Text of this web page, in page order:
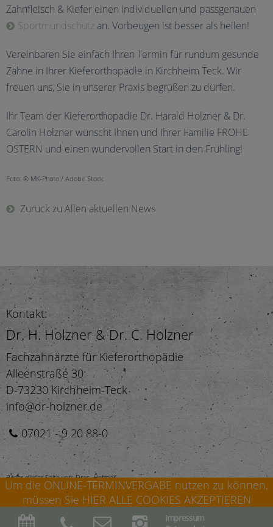
Impressum
Um die ONLINE-TERMINVERGABE nutzen zu können,
müssen Sie HIER ALLE COOKIES AKZEPTIEREN
Zahnfleisch & Kiefer einen individuellen und passgenauen
Sportmundschutz an. Vorbeugen ist besser als heilen!
Vereinbaren Sie einfach Ihren Termin für rundum gesunde
Zähne in Ihrer Kieferorthopädie in Kirchheim Teck. Wir
freuen uns, Sie in unserer Praxis begrüßen zu dürfen.
Ihr Team der Kieferorthopädie Dr. Harald Holzner & Dr.
Carolin Holzner wünscht Ihnen und Ihrer Familie FROHE
OSTERN und einen wundervollen Start in den Frühling!
Foto: © MK-Photo / Adobe Stock
Zurück zu Allen aktuellen News
Kontakt:
Dr. H. Holzner & Dr. C. Holzner
Fachzahnärzte für Kieferorthopädie
Alleenstraße 30
D-73230 Kirchheim-Teck
info@dr-holzner.de
07021 - 9 20 88-0
Bilder dieser Seite von: Dres. Holzner ·
©2026 Fachzahnärzte für Kieferorthopädie · Dr. Harald Holzner & Dr. Carolin Holzner ·